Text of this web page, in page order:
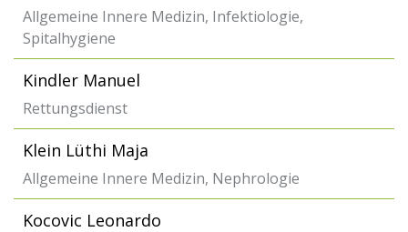
Allgemeine Innere Medizin, Infektiologie,
Spitalhygiene
Kindler Manuel
Rettungsdienst
Klein Lüthi Maja
Allgemeine Innere Medizin, Nephrologie
Kocovic Leonardo